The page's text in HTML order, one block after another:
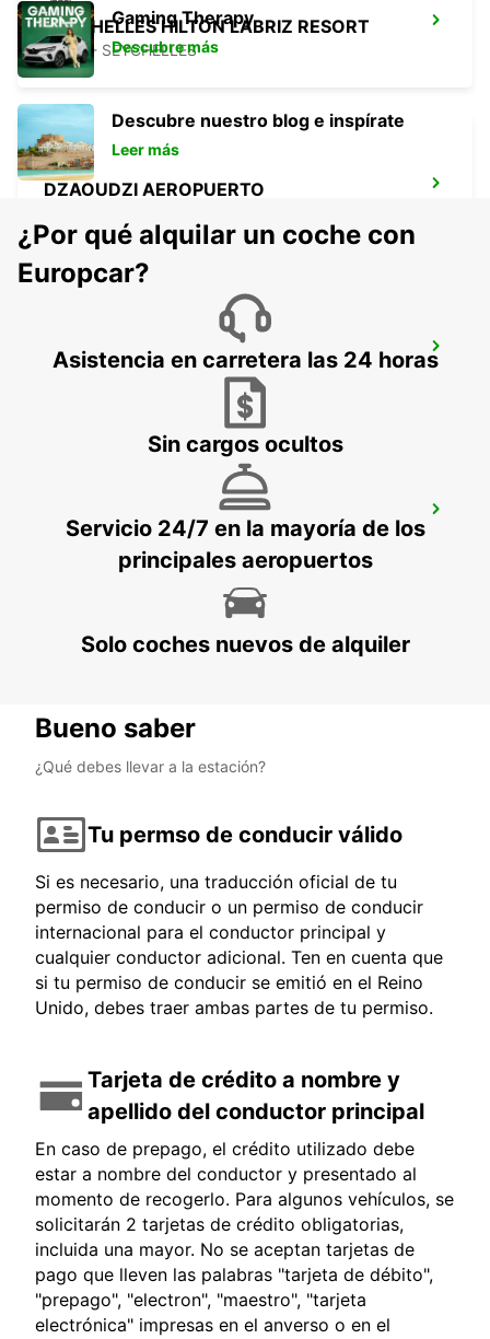
SEYCHELLES HILTON LABRIZ RESORT
MAHE - SEYCHELLES
DZAOUDZI AEROPUERTO
MAMOUDZOU ZI KAWENI
MAMOUDZOU - MAYOTTE
MAMOUDZOU HOTEL CARIBOU
MAMOUDZOU - MAYOTTE
Gaming Therapy
Descubre más
Descubre nuestro blog e inspírate
Leer más
¿Por qué alquilar un coche con
Europcar?
Asistencia en carretera las 24 horas
Sin cargos ocultos
Servicio 24/7 en la mayoría de los
principales aeropuertos
Solo coches nuevos de alquiler
Bueno saber
¿Qué debes llevar a la estación?
Tu permso de conducir válido
Si es necesario, una traducción oficial de tu
permiso de conducir o un permiso de conducir
internacional para el conductor principal y
cualquier conductor adicional. Ten en cuenta que
si tu permiso de conducir se emitió en el Reino
Unido, debes traer ambas partes de tu permiso.
Tarjeta de crédito a nombre y
apellido del conductor principal
En caso de prepago, el crédito utilizado debe
estar a nombre del conductor y presentado al
momento de recogerlo. Para algunos vehículos, se
solicitarán 2 tarjetas de crédito obligatorias,
incluida una mayor. No se aceptan tarjetas de
pago que lleven las palabras "tarjeta de débito",
"prepago", "electron", "maestro", "tarjeta
electrónica" impresas en el anverso o en el